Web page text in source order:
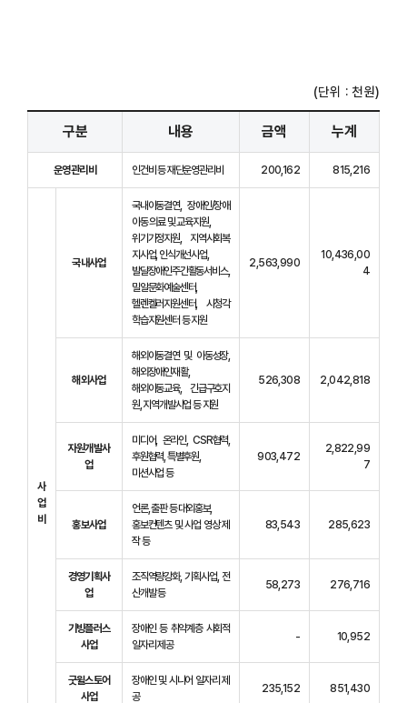
(단위 : 천원)
구분 내용 금액 누계
운영관리비 인건비 등 재단운영관리비 200,162 815,216
사
업
비
국내사업
국내아동결연, 장애인/장애
아동 의료 및 교육지원,
위기가정지원, 지역사회복
지사업, 인식개선사업,
발달장애인주간활동서비스,
밀알문화예술센터,
헬렌켈러지원센터, 시청각
학습지원센터 등 지원
2,563,990
10,436,00
4
해외사업
해외아동결연 및 아동성장,
해외장애인재활,
해외아동교육, 긴급구호지
원, 지역개발사업 등 지원
526,308 2,042,818
자원개발사
업
미디어, 온라인, CSR협력,
후원협력, 특별후원,
미션사업 등
903,472
2,822,99
7
홍보사업
언론, 출판 등 대외홍보,
홍보컨텐츠 및 사업 영상 제
작 등
83,543 285,623
경영기획사
업
조직역량강화, 기획사업, 전
산개발 등
58,273 276,716
기빙플러스
사업
장애인 등 취약계층 사회적
일자리 제공
- 10,952
굿윌스토어
사업
장애인 및 시니어 일자리 제
공
235,152 851,430